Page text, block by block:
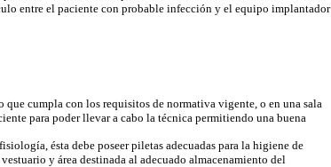
entre el paciente con probable infección y el equipo implantador
cumpla con los requisitos de normativa vigente, o en una sala
para poder llevar a cabo la técnica permitiendo una buena
ésta debe poseer piletas adecuadas para la higiene de
y área destinada al adecuado almacenamiento del